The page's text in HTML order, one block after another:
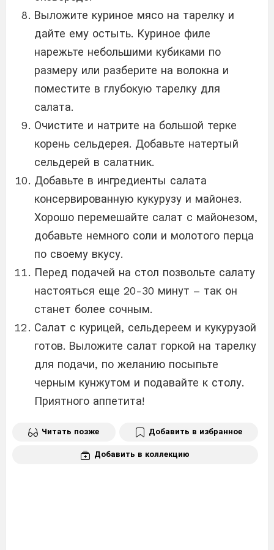
Выложите куриное мясо на тарелку и
дайте ему остыть. Куриное филе
нарежьте небольшими кубиками по
размеру или разберите на волокна и
поместите в глубокую тарелку для
салата.
Очистите и натрите на большой терке
корень сельдерея. Добавьте натертый
сельдерей в салатник.
Добавьте в ингредиенты салата
консервированную кукурузу и майонез.
Хорошо перемешайте салат с майонезом,
добавьте немного соли и молотого перца
по своему вкусу.
Перед подачей на стол позвольте салату
настояться еще 20-30 минут – так он
станет более сочным.
Салат с курицей, сельдереем и кукурузой
готов. Выложите салат горкой на тарелку
для подачи, по желанию посыпьте
черным кунжутом и подавайте к столу.
Приятного аппетита!
Читать позже Добавить в избранное
Добавить в коллекцию